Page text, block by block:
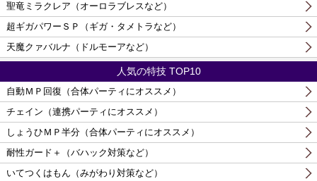
聖竜ミラクレア（オーロラブレスなど）
超ギガパワーＳＰ（ギガ・タメトラなど）
天魔クァバルナ（ドルモーアなど）
人気の特技 TOP10
自動ＭＰ回復（合体パーティにオススメ）
チェイン（連携パーティにオススメ）
しょうひＭＰ半分（合体パーティにオススメ）
耐性ガード＋（バハック対策など）
いてつくはもん（みがわり対策など）